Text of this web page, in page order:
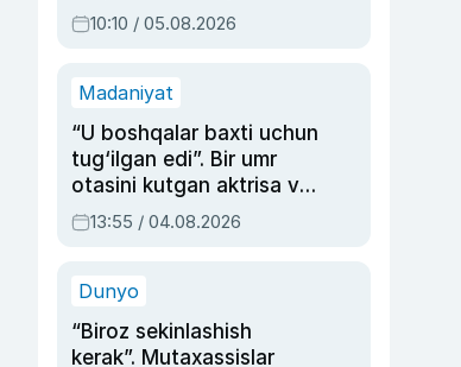
hukmi o‘qildi
10:10 / 05.08.2026
Madaniyat
“U boshqalar baxti uchun
tug‘ilgan edi”. Bir umr
otasini kutgan aktrisa va
dublyaj ustasi Rimma
Ahmedovaning
13:55 / 04.08.2026
Dunyo
“Biroz sekinlashish
kerak”. Mutaxassislar